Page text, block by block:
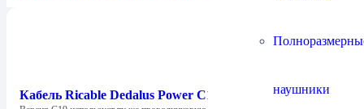
наушники
Кабель Ricable Dedalus Power C19–Schuko